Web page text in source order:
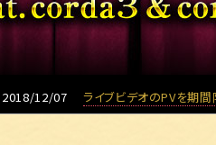
12/07 ライブビデオのPVを期間